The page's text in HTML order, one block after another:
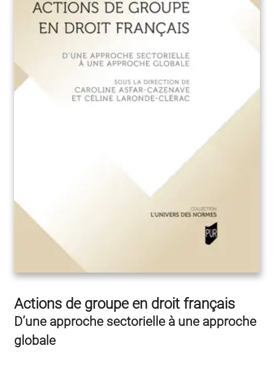
Actions de groupe en droit français
D’une approche sectorielle à une approche
globale